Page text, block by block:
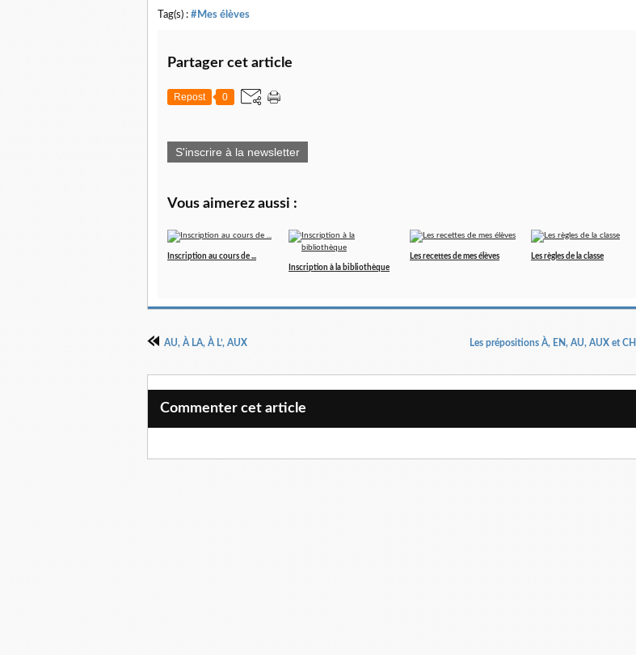
Tag(s) : #Mes élèves
Partager cet article
Repost 0
S'inscrire à la newsletter
Vous aimerez aussi :
Inscription au cours de ...
Inscription à la bibliothèque
Les recettes de mes élèves Les règles de la classe
AU, À LA, À L’, AUX Les prépositions À, EN, AU, AUX et
Commenter cet article